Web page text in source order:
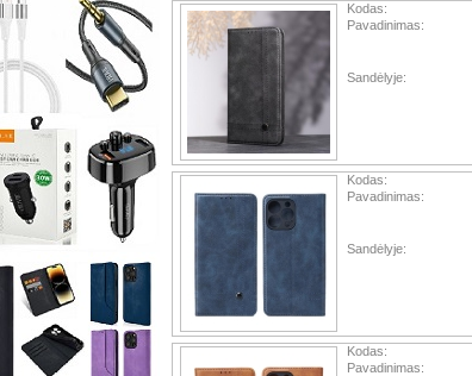
Kodas:
Pavadinimas:
Sandėlyje:
Kodas:
Pavadinimas:
Sandėlyje:
Kodas:
Pavadinimas: